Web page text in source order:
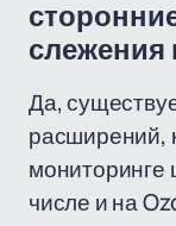
слежения
Да,
расширений,
мониторинге
числе и на